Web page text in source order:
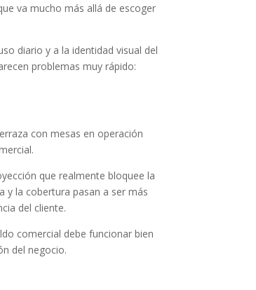
va mucho más allá de escoger
diario y a la identidad visual del
problemas muy rápido:
con mesas en operación
que realmente bloquee la
y la cobertura pasan a ser más
del cliente.
comercial debe funcionar bien
del negocio.